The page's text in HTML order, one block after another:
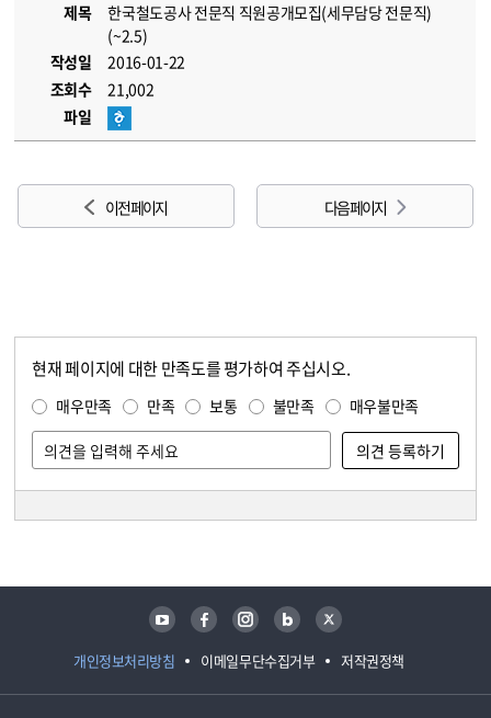
제목
한국철도공사 전문직 직원공개모집(세무담당 전문직)
(~2.5)
작성일
2016-01-22
조회수
21,002
파일
이전 페이지 다음 페이지
현재 페이지에 대한 만족도를 평가하여 주십시오.
매우만족 만족 보통 불만족 매우불만족
개인정보처리방침 이메일무단수집거부 저작권정책
유튜브 페이스북 인스타그램 블로그 트위터